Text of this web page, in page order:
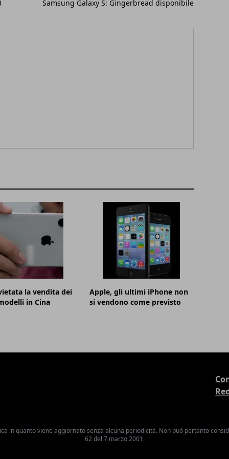
Samsung Galaxy S: Gingerbread disponibile
la vendita dei
in Cina
Apple, gli ultimi iPhone non
si vendono come previsto
in quanto viene aggiornato senza alcuna periodicità. Non può pertanto
62 del 7 marzo 2001.